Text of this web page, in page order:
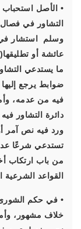
• الأصل استحباب
وسلم استشار في
ما يستدعي
ضوابط يرجع
فيه من عدمه،
دائرة التشاور
ورد فيه نص آمر
تستدعي شرعًا
من باب ارتكاب
القواعد
• في حكم الشورى
خلاف مشهور،